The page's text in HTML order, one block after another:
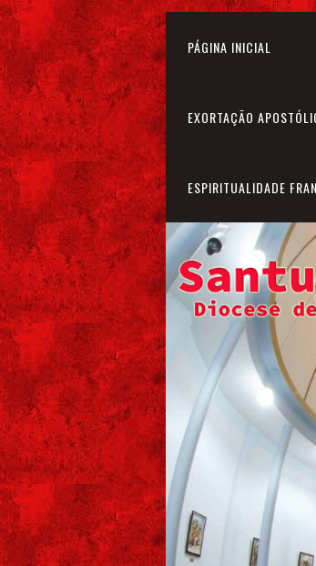
PÁGINA INICIAL
EXORTAÇÃO
ESPIRITUALIDADE